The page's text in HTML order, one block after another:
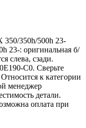
350/350h/500h 23-
23-: оригинальная б/
слева, сзади.
C0. Сверьте
к категории
менеджер
детали.
оплата при